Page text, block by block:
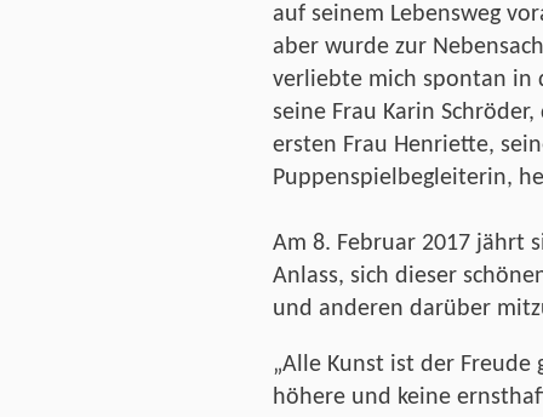
auf seinem Lebensweg
aber wurde zur
verliebte mich spontan in
seine Frau Karin
ersten Frau Henriette,
Puppenspielbegleiterin,
Am 8. Februar 2017 jährt
Anlass, sich dieser
und anderen darüber
„Alle Kunst ist der
höhere und keine